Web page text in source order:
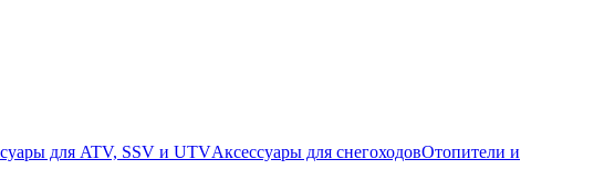
для ATV, SSV и UTVАксессуары для снегоходовОтопители и